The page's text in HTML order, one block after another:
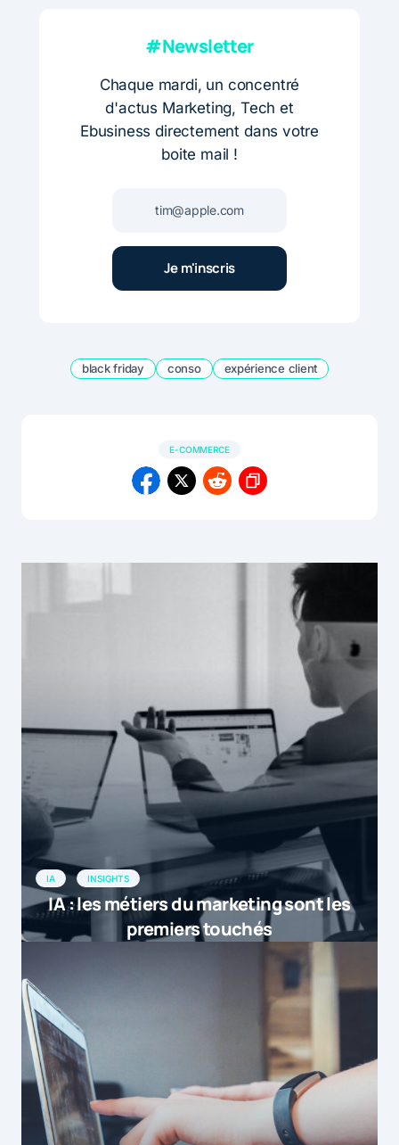
#Newsletter
Chaque mardi, un concentré
d'actus Marketing, Tech et
Ebusiness directement dans votre
boite mail !
black friday conso expérience client
E-COMMERCE
IA INSIGHTS
IA : les métiers du marketing sont les
premiers touchés